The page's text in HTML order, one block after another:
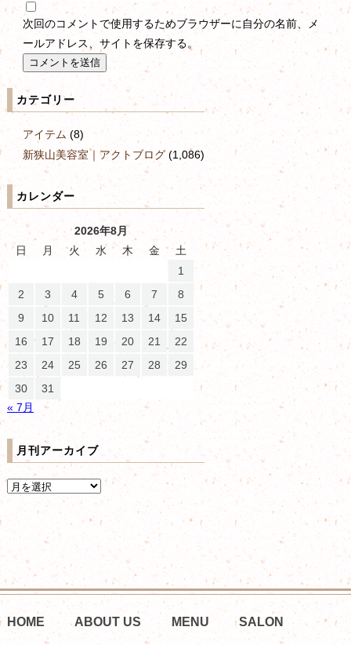
次回のコメントで使用するためブラウザーに自分の名前、メ
ールアドレス、サイトを保存する。
カテゴリー
アイテム(8)
新狭山美容室｜アクトブログ(1,086)
カレンダー
2026年8月
日
月 火 水 木 金
土
1
2
3 4 5 6 7
8
9
10 11 12 13 14
15
16
17 18 19 20 21
22
23
24 25 26 27 28
29
30
31
« 7月
月刊アーカイブ
HOME ABOUT US MENU SALON